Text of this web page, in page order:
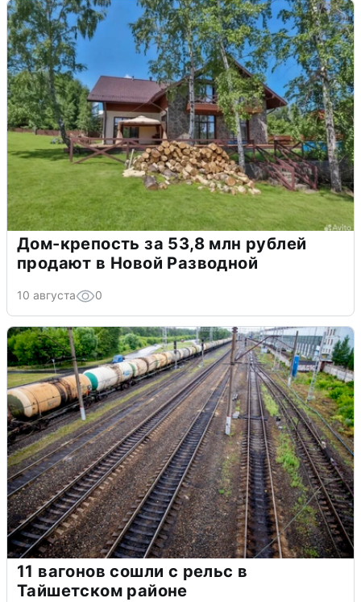
Дом-крепость за 53,8 млн рублей
продают в Новой Разводной
10 августа 0
11 вагонов сошли с рельс в
Тайшетском районе